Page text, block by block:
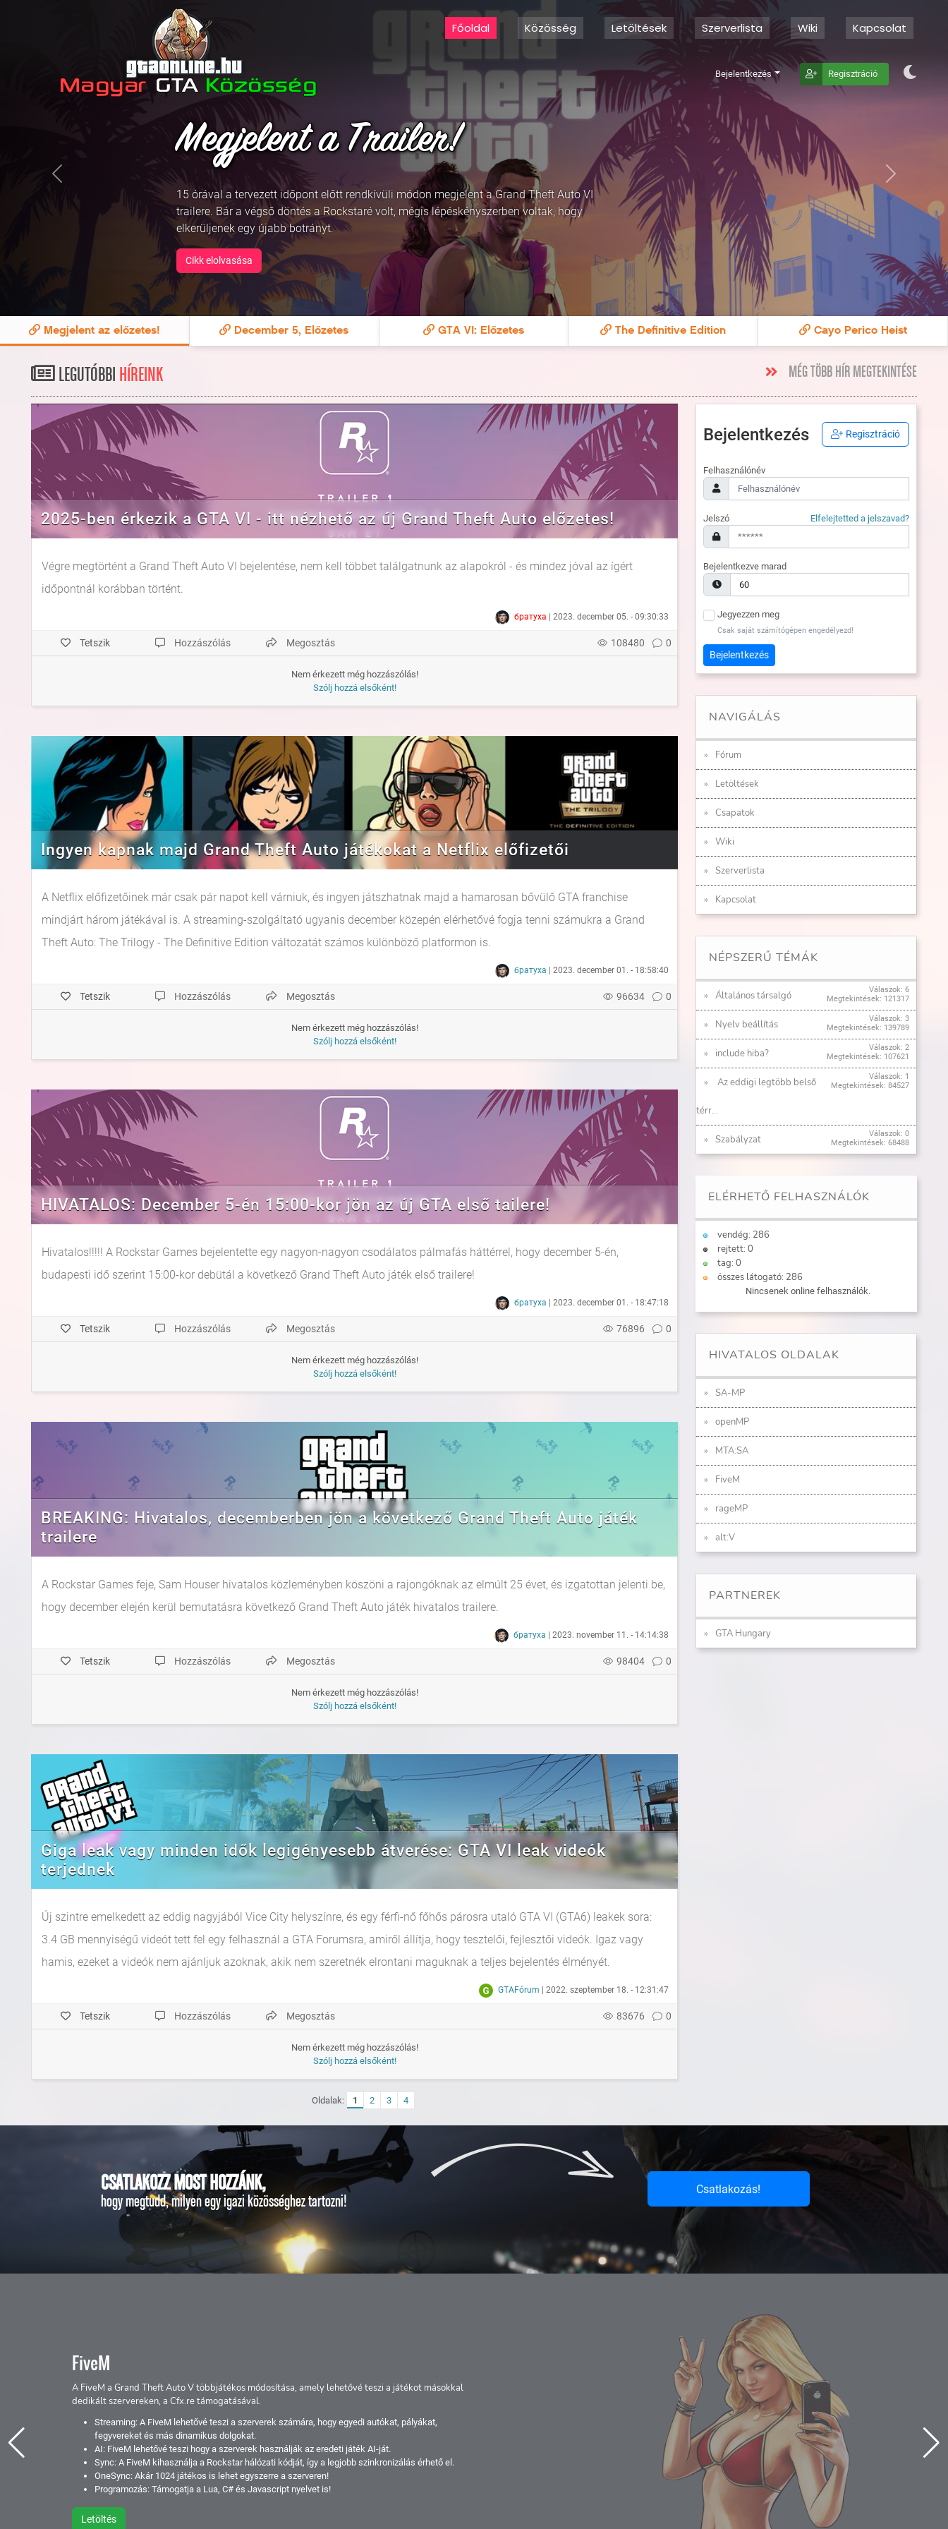
Főoldal Közösség Letöltések Szerverlista Wiki Kapcsolat
Bejelentkezés Regisztráció
December 5, Trailer
A Rockstar Games bejelentette egy nagyon-nagyon csodálatos pálmafás háttérrel,
hogy december 5-én, budapesti idő szerint 15:00-kor debütál a következő Grand Theft
Auto játék első trailere!
Cikk elolvasása
Megjelent az előzetes! December 5, Előzetes GTA VI: Előzetes The Definitive Edition Cayo Perico Heist
Previous Next
LEGUTÓBBI HÍREINK MÉG TÖBB HÍR MEGTEKINTÉSE
2025-ben érkezik a GTA VI - itt nézhető az új Grand Theft Auto előzetes!
Végre megtörtént a Grand Theft Auto VI bejelentése, nem kell többet találgatnunk az alapokról - és mindez jóval az ígért
időpontnál korábban történt.
братуха | 2023. december 05. - 09:30:33
Tetszik Hozzászólás Megosztás 108480 0
Nem érkezett még hozzászólás!
Szólj hozzá elsőként!
Ingyen kapnak majd Grand Theft Auto játékokat a Netflix előfizetői
A Netflix előfizetőinek már csak pár napot kell várniuk, és ingyen játszhatnak majd a hamarosan bővülő GTA franchise
mindjárt három játékával is. A streaming-szolgáltató ugyanis december közepén elérhetővé fogja tenni számukra a Grand
Theft Auto: The Trilogy - The Definitive Edition változatát számos különböző platformon is.
братуха | 2023. december 01. - 18:58:40
Tetszik Hozzászólás Megosztás 96634 0
Nem érkezett még hozzászólás!
Szólj hozzá elsőként!
HIVATALOS: December 5-én 15:00-kor jön az új GTA első tailere!
Hivatalos!!!!! A Rockstar Games bejelentette egy nagyon-nagyon csodálatos pálmafás háttérrel, hogy december 5-én,
budapesti idő szerint 15:00-kor debütál a következő Grand Theft Auto játék első trailere!
братуха | 2023. december 01. - 18:47:18
Tetszik Hozzászólás Megosztás 76896 0
Nem érkezett még hozzászólás!
Szólj hozzá elsőként!
BREAKING: Hivatalos, decemberben jön a következő Grand Theft Auto játék
trailere
A Rockstar Games feje, Sam Houser hivatalos közleményben köszöni a rajongóknak az elmúlt 25 évet, és izgatottan jelenti be,
hogy december elején kerül bemutatásra következő Grand Theft Auto játék hivatalos trailere.
братуха | 2023. november 11. - 14:14:38
Tetszik Hozzászólás Megosztás 98404 0
Nem érkezett még hozzászólás!
Szólj hozzá elsőként!
Giga leak vagy minden idők legigényesebb átverése: GTA VI leak videók
terjednek
Új szintre emelkedett az eddig nagyjából Vice City helyszínre, és egy férfi-nő főhős párosra utaló GTA VI (GTA6) leakek sora:
3.4 GB mennyiségű videót tett fel egy felhasznál a GTA Forumsra, amiről állítja, hogy tesztelői, fejlesztői videók. Igaz vagy
hamis, ezeket a videók nem ajánljuk azoknak, akik nem szeretnék elrontani maguknak a teljes bejelentés élményét.
GTAFórum | 2022. szeptember 18. - 12:31:47
Tetszik Hozzászólás Megosztás 83676 0
Nem érkezett még hozzászólás!
Szólj hozzá elsőként!
Oldalak: 1 2 3 4
Regisztráció
Bejelentkezés
Felhasználónév
Jelszó Elfelejtetted a jelszavad?
Bejelentkezve marad
Jegyezzen meg
Csak saját számítógépen engedélyezd!
Bejelentkezés
NAVIGÁLÁS
Fórum
Letöltések
Csapatok
Wiki
Szerverlista
Kapcsolat
NÉPSZERŰ TÉMÁK
Válaszok: 6
Megtekintések: 121317
Általános társalgó
Válaszok: 3
Megtekintések: 139789
Nyelv beállítás
Válaszok: 2
Megtekintések: 107621
include hiba?
Válaszok: 1
Megtekintések: 84527
Az eddigi legtöbb belső
térr...
Válaszok: 0
Megtekintések: 68488
Szabályzat
ELÉRHETŐ FELHASZNÁLÓK
vendég: 286
rejtett: 0
tag: 0
összes látogató: 286
Nincsenek online felhasználók.
HIVATALOS OLDALAK
SA-MP
openMP
MTA:SA
FiveM
rageMP
alt:V
PARTNEREK
GTA Hungary
CSATLAKOZZ MOST HOZZÁNK,
hogy megtudd, milyen egy igazi közösséghez tartozni!
Csatlakozás!
FiveM
A FiveM a Grand Theft Auto V többjátékos módosítása, amely lehetővé teszi a játékot másokkal
dedikált szervereken, a Cfx.re támogatásával.
Streaming: A FiveM lehetővé teszi a szerverek számára, hogy egyedi autókat, pályákat,
fegyvereket és más dinamikus dolgokat.
AI: FiveM lehetővé teszi hogy a szerverek használják az eredeti játék AI-ját.
Sync: A FiveM kihasználja a Rockstar hálózati kódját, így a legjobb szinkronizálás érhető el.
OneSync: Akár 1024 játékos is lehet egyszerre a szerveren!
Programozás: Támogatja a Lua, C# és Javascript nyelvet is!
Letöltés